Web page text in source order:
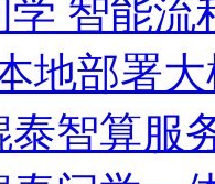
学 智能流
地部署
泰智算服